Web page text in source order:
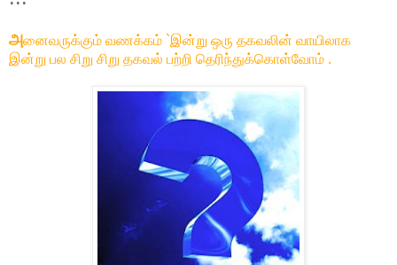
அனைவருக்கும் வணக்கம் `இன்று ஒரு தகவலின் வாயிலாக
இன்று பல சிறு சிறு தகவல் பற்றி தெரிந்துக்கொள்வோம் .